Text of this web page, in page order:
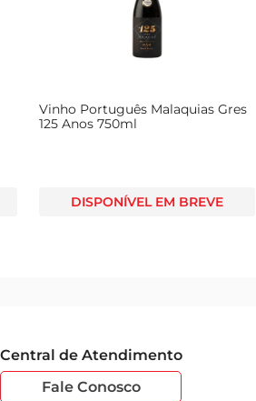
Vinho Português Malaquias Gres
125 Anos 750ml
DISPONÍVEL EM BREVE
Central de Atendimento
Fale Conosco